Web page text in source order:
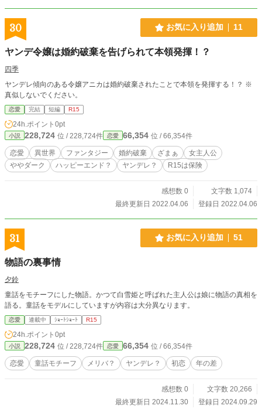
30 お気に入り追加 11
ヤンデ令嬢は婚約破棄を告げられて本領発揮！？
四季
ヤンデレ傾向のある令嬢アニカは婚約破棄されたことで本領を発揮する！？ ※
真似しないでください。
恋愛 完結 短編 R15
24h.ポイント 0pt
小説 228,724 位 / 228,724件 恋愛 66,354 位 / 66,354件
恋愛 異世界 ファンタジー 婚約破棄 ざまぁ
女主人公
ややダーク
ハッピーエンド？ ヤンデレ？ R15は保険
感想数 0
文字数 1,074
最終更新日 2022.04.06
登録日 2022.04.06
31 お気に入り追加 51
物語の裏事情
夕鈴
童話をモチーフにした物語。かつて白雪姫と呼ばれた主人公は娘に物語の真相を
語る。童話をモデルにしていますが内容は大分異なります。
恋愛 連載中 ｼｮｰﾄｼｮｰﾄ R15
24h.ポイント 0pt
小説 228,724 位 / 228,724件 恋愛 66,354 位 / 66,354件
恋愛 童話モチーフ メリバ？ ヤンデレ？ 初恋 年の差
感想数 0
文字数 20,266
最終更新日 2024.11.30
登録日 2024.09.29